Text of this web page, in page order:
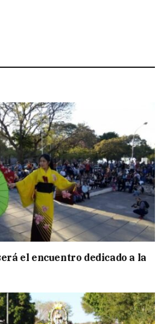
el encuentro dedicado a la